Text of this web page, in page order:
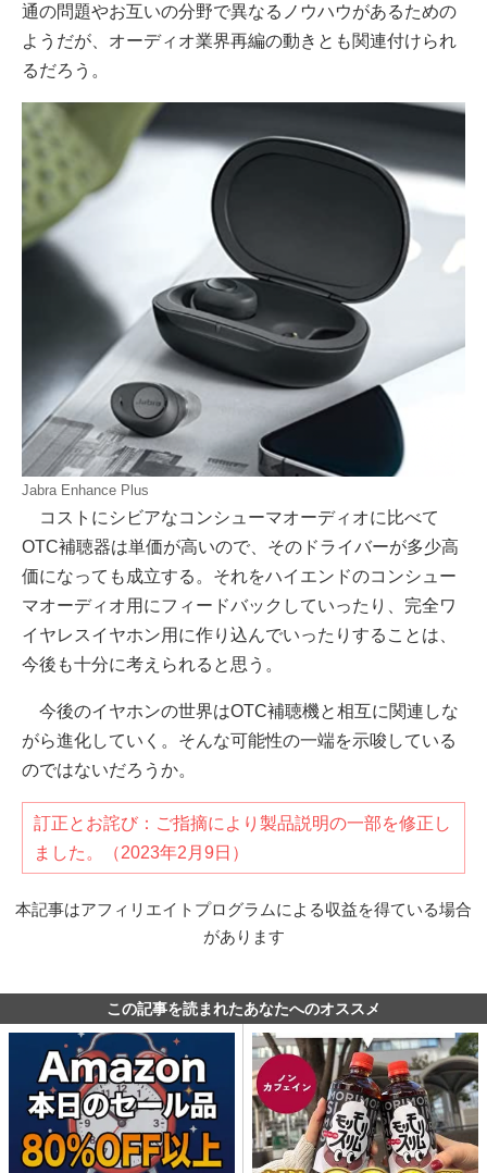
通の問題やお互いの分野で異なるノウハウがあるための
ようだが、オーディオ業界再編の動きとも関連付けられ
るだろう。
Jabra Enhance Plus
コストにシビアなコンシューマオーディオに比べて
OTC補聴器は単価が高いので、そのドライバーが多少高
価になっても成立する。それをハイエンドのコンシュー
マオーディオ用にフィードバックしていったり、完全ワ
イヤレスイヤホン用に作り込んでいったりすることは、
今後も十分に考えられると思う。
今後のイヤホンの世界はOTC補聴機と相互に関連しな
がら進化していく。そんな可能性の一端を示唆している
のではないだろうか。
訂正とお詫び：ご指摘により製品説明の一部を修正し
ました。（2023年2月9日）
本記事はアフィリエイトプログラムによる収益を得ている場合
があります
この記事を読まれたあなたへのオススメ